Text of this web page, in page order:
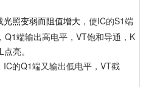
光照变弱而阻值增大 ，使IC的S1端
端输出高电平，VT饱和导通，K
亮。
的Q1端又输出低电平，VT截